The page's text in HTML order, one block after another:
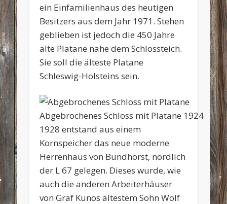
ein Einfamilienhaus des heutigen
Besitzers aus dem Jahr 1971. Stehen
geblieben ist jedoch die 450 Jahre
alte Platane nahe dem Schlossteich.
Sie soll die älteste Platane
Schleswig-Holsteins sein.
Abgebrochenes Schloss mit Platane 1924
1928 entstand aus einem
Kornspeicher das neue moderne
Herrenhaus von Bundhorst, nördlich
der L 67 gelegen. Dieses wurde, wie
auch die anderen Arbeiterhäuser
von Graf Kunos ältestem Sohn Wolf